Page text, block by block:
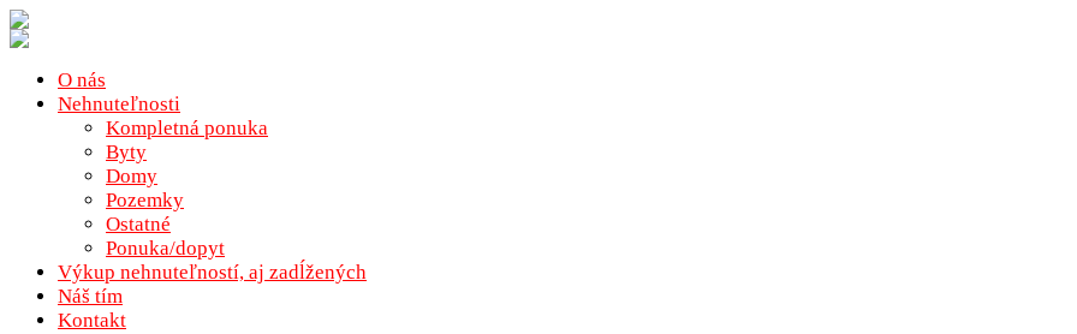
O nás
Nehnuteľnosti
Kompletná ponuka
Byty
Domy
Pozemky
Ostatné
Ponuka/dopyt
Výkup nehnuteľností, aj zadĺžených
Náš tím
Kontakt